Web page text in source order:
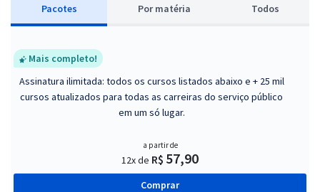
Pacotes Por matéria Todos
Mais completo!
Assinatura ilimitada: todos os cursos listados abaixo e + 25 mil
cursos atualizados para todas as carreiras do serviço público
em um só lugar.
a partir de
12x de R$ 57,90
Comprar